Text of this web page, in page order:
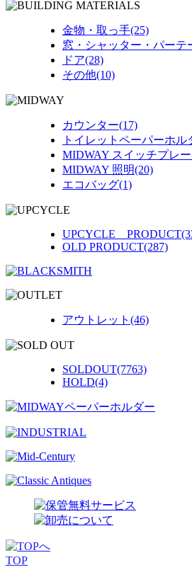
金物・取っ手(25)
窓・シャッター・パーテ
ドア(28)
その他(10)
カウンター(17)
トイレットペーパーホル
MIDWAY スイッチプレ
MIDWAY 照明(20)
エコバッグ(1)
UPCYCLE
OLD PRODUCT(287)
アウトレット(46)
SOLDOUT(7763)
HOLD(4)
TOP